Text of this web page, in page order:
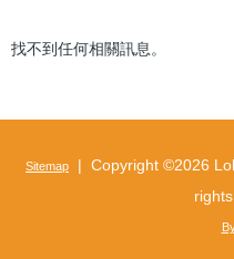
找不到任何相關訊息。
Sitemap | Copyright ©2026